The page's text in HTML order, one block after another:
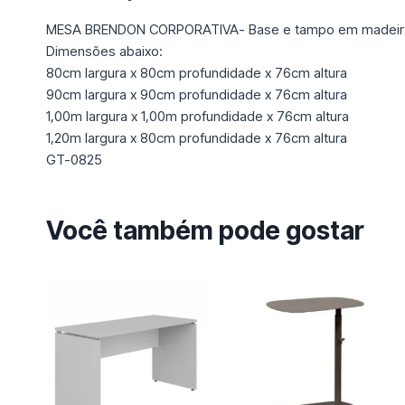
MESA BRENDON CORPORATIVA- Base e tampo em
Dimensões abaixo:
80cm largura x 80cm profundidade x 76cm altura
90cm largura x 90cm profundidade x 76cm altura
1,00m largura x 1,00m profundidade x 76cm altura
1,20m largura x 80cm profundidade x 76cm altura
GT-0825
Você também pode gostar